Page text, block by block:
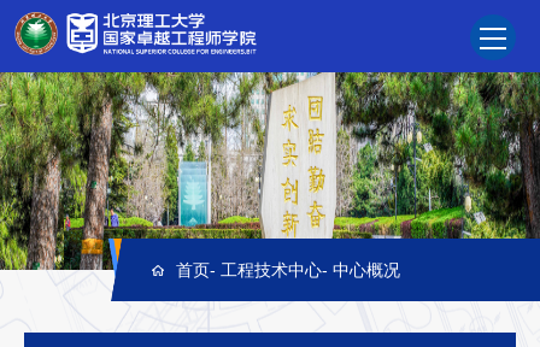
首页- 工程技术中心- 中心概况